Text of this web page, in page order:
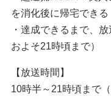
を消化後に帰宅できる
・達成できるまで、
およそ21時頃まで）
【放送時間】
10時半～21時頃まで